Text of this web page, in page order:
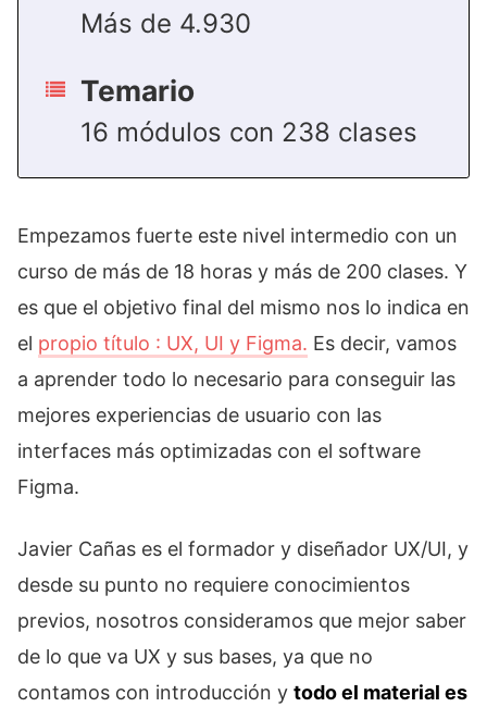
Más de 4.930
Temario
16 módulos con 238 clases
Empezamos fuerte este nivel intermedio con un
curso de más de 18 horas y más de 200 clases. Y
es que el objetivo final del mismo nos lo indica en
el propio título : UX, UI y Figma. Es decir, vamos
a aprender todo lo necesario para conseguir las
mejores experiencias de usuario con las
interfaces más optimizadas con el software
Figma.
Javier Cañas es el formador y diseñador UX/UI, y
desde su punto no requiere conocimientos
previos, nosotros consideramos que mejor saber
de lo que va UX y sus bases, ya que no
contamos con introducción y todo el material es